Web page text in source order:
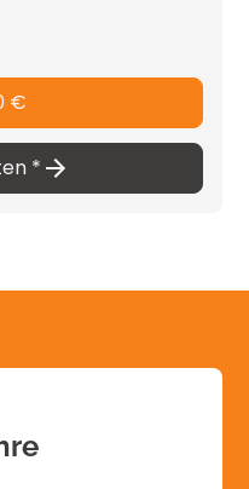
€
*